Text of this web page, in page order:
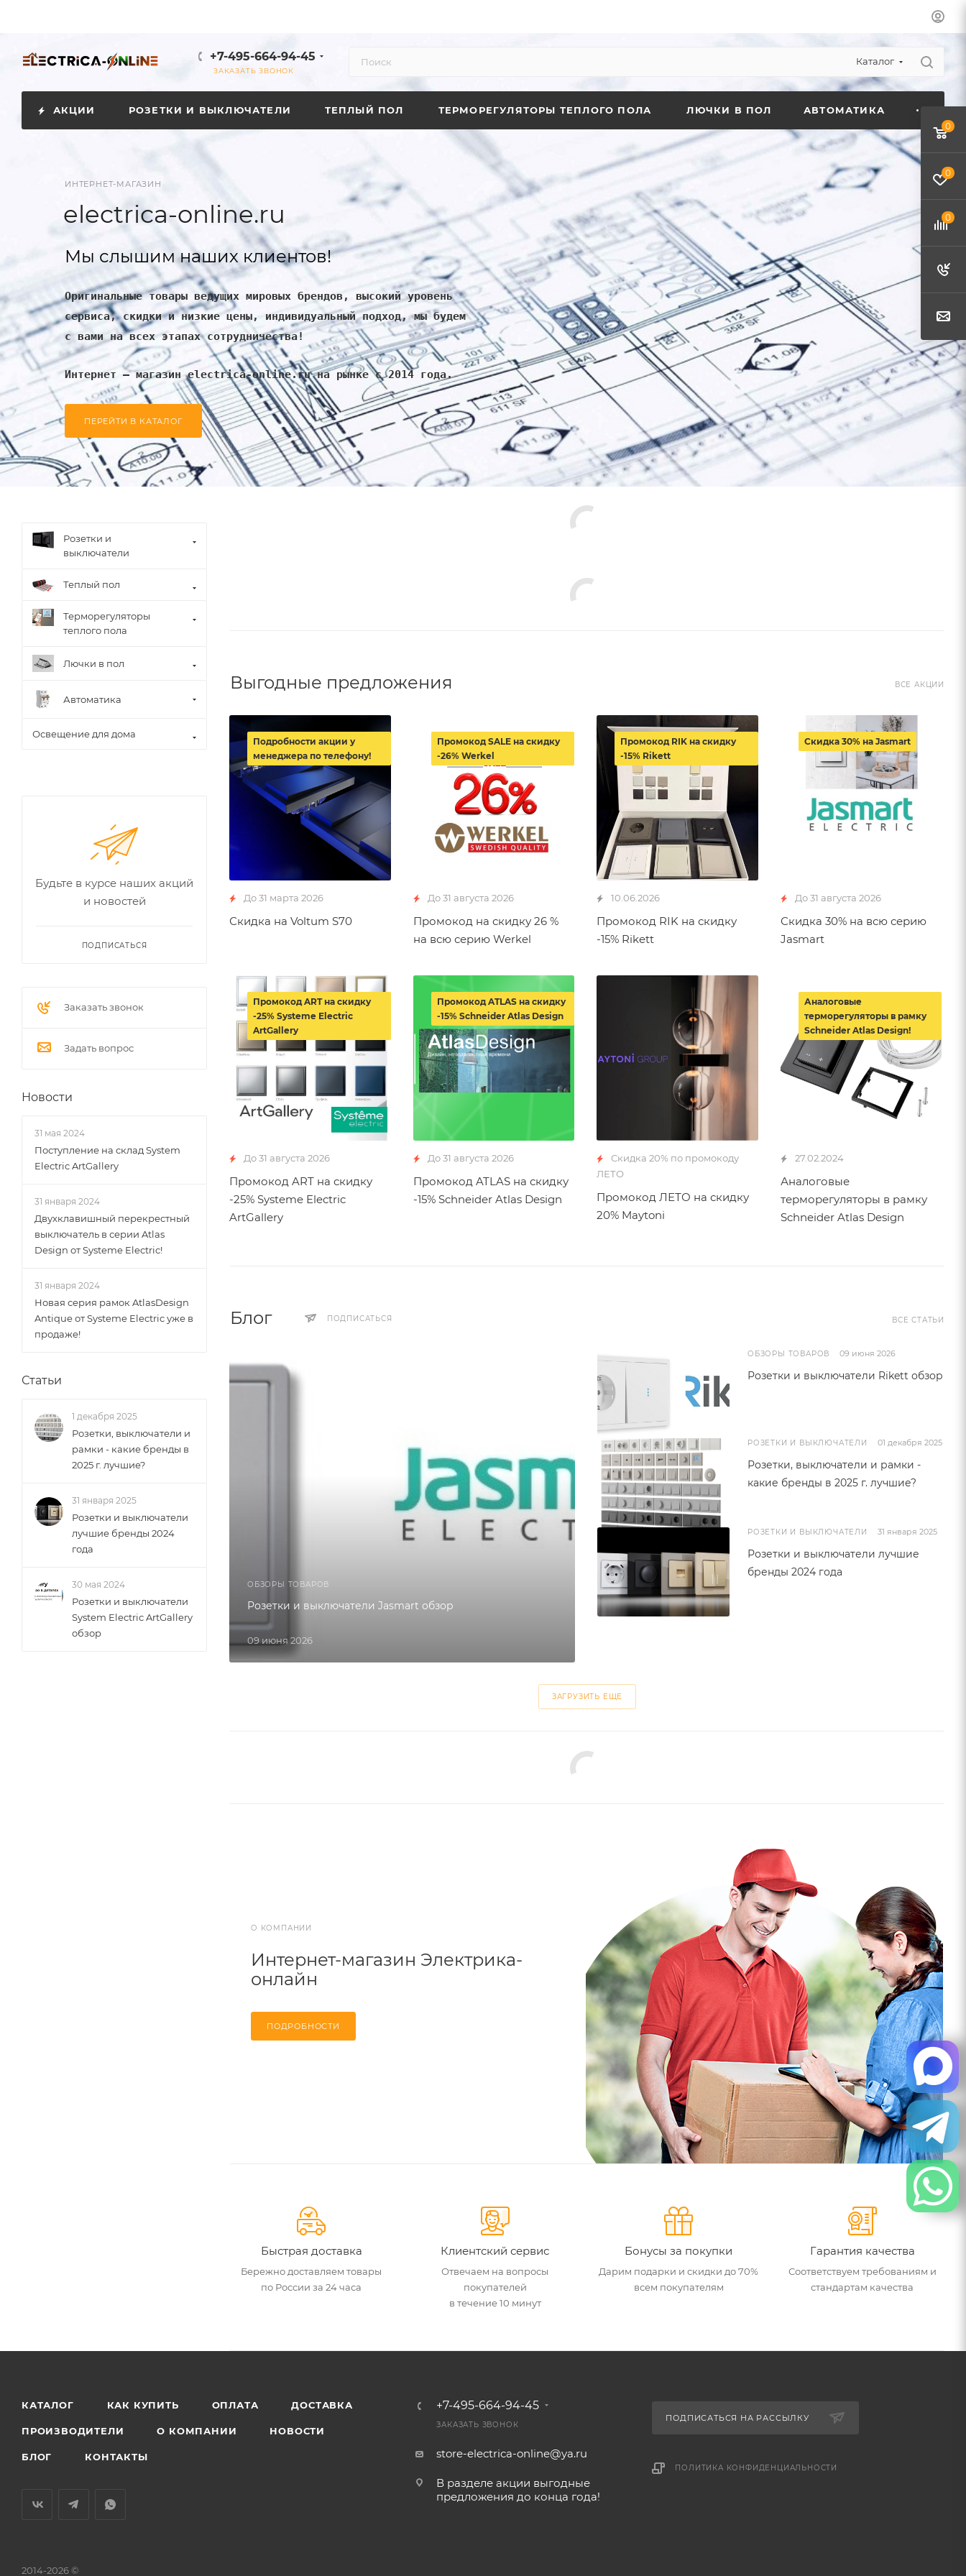
+7-495-664-94-45
ЗАКАЗАТЬ ЗВОНОК
Каталог
АКЦИИ РОЗЕТКИ И ВЫКЛЮЧАТЕЛИ ТЕПЛЫЙ ПОЛ ТЕРМОРЕГУЛЯТОРЫ ТЕПЛОГО ПОЛА ЛЮЧКИ В ПОЛ АВТОМАТИКА
ИНТЕРНЕТ-МАГАЗИН
electrica-online.ru
Мы слышим наших клиентов!
Оригинальные товары ведущих мировых брендов, высокий уровень
сервиса, скидки и низкие цены, индивидуальный подход, мы будем
с вами на всех этапах сотрудничества!
Интернет – магазин electrica-online.ru на рынке с 2014 года.
ПЕРЕЙТИ В КАТАЛОГ
Выгодные предложения ВСЕ АКЦИИ
До 31 марта 2026
Скидка на Voltum S70
Подробности акции у
менеджера по телефону!
До 31 августа 2026
Промокод на скидку 26 %
на всю серию Werkel
Промокод SALE на скидку
-26% Werkel
10.06.2026
Промокод RIK на скидку
-15% Rikett
Промокод RIK на скидку
-15% Rikett
До 31 августа 2026
Скидка 30% на всю серию
Jasmart
Скидка 30% на Jasmart
До 31 августа 2026
Промокод ART на скидку
-25% Systeme Electric
ArtGallery
Промокод ART на скидку
-25% Systeme Electric
ArtGallery
До 31 августа 2026
Промокод ATLAS на скидку
-15% Schneider Atlas Design
Промокод ATLAS на скидку
-15% Schneider Atlas Design
Скидка 20% по промокоду
ЛЕТО
Промокод ЛЕТО на скидку
20% Maytoni
27.02.2024
Аналоговые
терморегуляторы в рамку
Schneider Atlas Design
Аналоговые
терморегуляторы в рамку
Schneider Atlas Design!
Блог ПОДПИСАТЬСЯ ВСЕ СТАТЬИ
ОБЗОРЫ ТОВАРОВ
09 июня 2026
Розетки и выключатели Jasmart обзор
ОБЗОРЫ ТОВАРОВ 09 июня 2026
Розетки и выключатели Rikett обзор
РОЗЕТКИ И ВЫКЛЮЧАТЕЛИ 01 декабря 2025
Розетки, выключатели и рамки -
какие бренды в 2025 г. лучшие?
РОЗЕТКИ И ВЫКЛЮЧАТЕЛИ 31 января 2025
Розетки и выключатели лучшие
бренды 2024 года
ЗАГРУЗИТЬ ЕЩЕ
О КОМПАНИИ
Интернет-магазин Электрика-
онлайн
ПОДРОБНОСТИ
Быстрая доставка
Бережно доставляем товары
по России за 24 часа
Клиентский сервис
Отвечаем на вопросы
покупателей
в течение 10 минут
Бонусы за покупки
Дарим подарки и скидки до 70%
всем покупателям
Гарантия качества
Соответствуем требованиям и
стандартам качества
Розетки и
выключатели
Теплый пол
Терморегуляторы
теплого пола
Лючки в пол
Автоматика
Освещение для дома
Будьте в курсе наших акций
и новостей
ПОДПИСАТЬСЯ
Заказать звонок
Задать вопрос
Новости
31 мая 2024
Поступление на склад System
Electric ArtGallery
31 января 2024
Двухклавишный перекрестный
выключатель в серии Atlas
Design от Systeme Electric!
31 января 2024
Новая серия рамок AtlasDesign
Antique от Systeme Electric уже в
продаже!
Статьи
1 декабря 2025
Розетки, выключатели и
рамки - какие бренды в
2025 г. лучшие?
31 января 2025
Розетки и выключатели
лучшие бренды 2024
года
30 мая 2024
Розетки и выключатели
System Electric ArtGallery
обзор
КАТАЛОГ КАК КУПИТЬ ОПЛАТА ДОСТАВКА
ПРОИЗВОДИТЕЛИ О КОМПАНИИ НОВОСТИ
БЛОГ КОНТАКТЫ
+7-495-664-94-45
ЗАКАЗАТЬ ЗВОНОК
store-electrica-online@ya.ru
В разделе акции выгодные
предложения до конца года!
ПОДПИСАТЬСЯ НА РАССЫЛКУ
ПОЛИТИКА КОНФИДЕНЦИАЛЬНОСТИ
2014-2026 ©
0
0
0